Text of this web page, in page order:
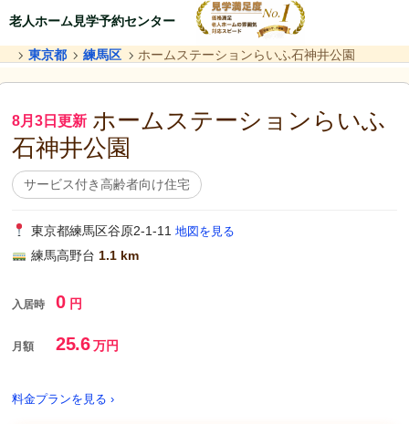
老人ホーム見学予約センター
東京都 練馬区 ホームステーションらいふ石神井公園
8月3日更新 ホームステーションらいふ
石神井公園
サービス付き高齢者向け住宅
東京都練馬区谷原2-1-11 地図を見る
練馬高野台 1.1 km
入居時 0円
月額 25.6万円
料金プランを見る ›